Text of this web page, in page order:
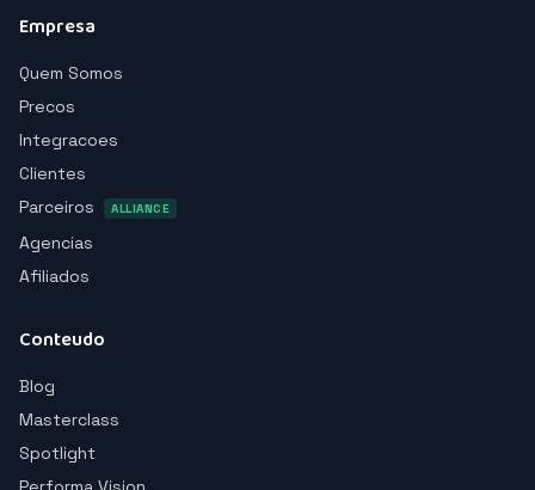
Empresa
Quem Somos
Precos
Integracoes
Clientes
Parceiros
ALLIANCE
Agencias
Afiliados
Conteudo
Blog
Masterclass
Spotlight